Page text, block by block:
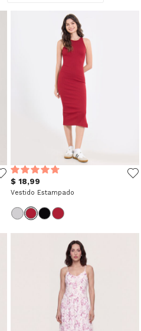
$ 18,99
Vestido Estampado